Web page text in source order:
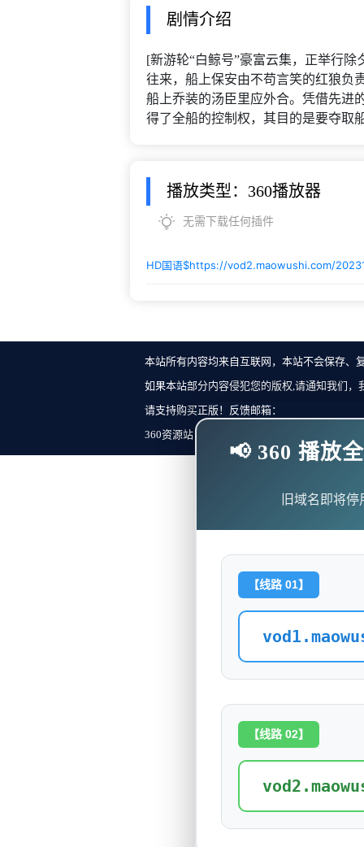
剧情介绍
[新游轮“白鲸号”豪富云集，正举行
往来，船上保安由不苟言笑的红狼负
船上乔装的汤臣里应外合。凭借先进
得了全船的控制权，其目的是要夺
播放类型：360播放器
无需下载任何插件
HD国语$https://vod2.maowushi.com/
本站所有内容均来自互联网，本站不会保存、
如果本站部分内容侵犯您的版权,请通知我们
请支持购买正版！反馈邮箱：
360资源站 Copyright ©2018-2023 All Rights
📢 360 播放
旧域名即将
【线路 01】
【线路 02】